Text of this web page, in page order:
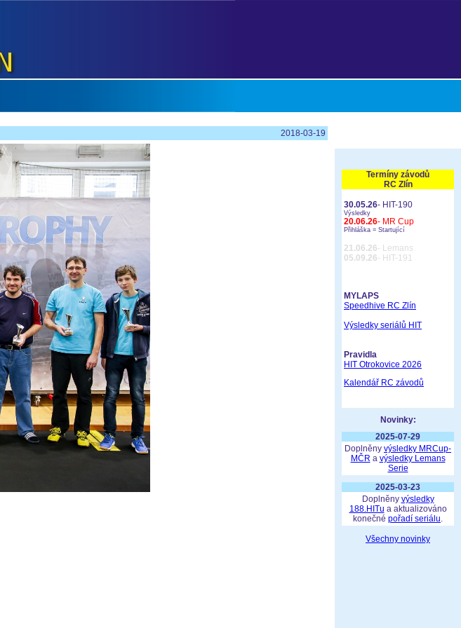
2018-03-19
Termíny závodů
RC Zlín
30.05.26- HIT-190
Výsledky
20.06.26- MR Cup
Přihláška = Startující
21.06.26- Lemans
05.09.26- HIT-191
MYLAPS
Speedhive RC Zlín
Výsledky seriálů HIT
Pravidla
HIT Otrokovice 2026
Kalendář RC závodů
Novinky:
2025-07-29
Doplněny výsledky MRCup-
MČR a výsledky Lemans
Serie
2025-03-23
Doplněny výsledky
188.HITu a aktualizováno
konečné pořadí seriálu.
Všechny novinky